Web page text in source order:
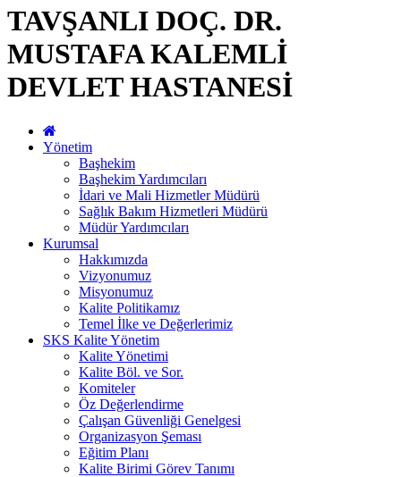
TAVŞANLI DOÇ. DR.
MUSTAFA KALEMLİ
DEVLET HASTANESİ
Yönetim
Başhekim
Başhekim Yardımcıları
İdari ve Mali Hizmetler Müdürü
Sağlık Bakım Hizmetleri Müdürü
Müdür Yardımcıları
Kurumsal
Hakkımızda
Vizyonumuz
Misyonumuz
Kalite Politikamız
Temel İlke ve Değerlerimiz
SKS Kalite Yönetim
Kalite Yönetimi
Kalite Böl. ve Sor.
Komiteler
Öz Değerlendirme
Çalışan Güvenliği Genelgesi
Organizasyon Şeması
Eğitim Planı
Kalite Birimi Görev Tanımı